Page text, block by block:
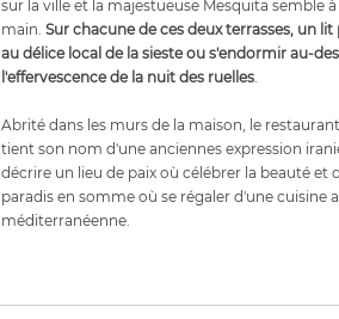
sur la ville et la majestueuse Mesquita semble
main. Sur chacune de ces deux terrasses, un
au délice local de la sieste ou s'endormir au-
l'effervescence de la nuit des ruelles.
Abrité dans les murs de la maison, le
tient son nom d'une anciennes expression
décrire un lieu de paix où célébrer la beauté et
paradis en somme où se régaler d'une cuisine
méditerranéenne.